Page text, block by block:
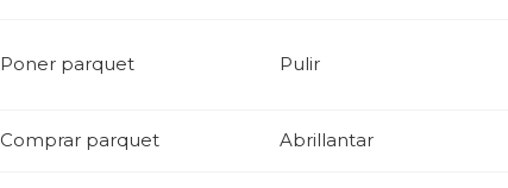
Poner parquet Pulir
Comprar parquet Abrillantar